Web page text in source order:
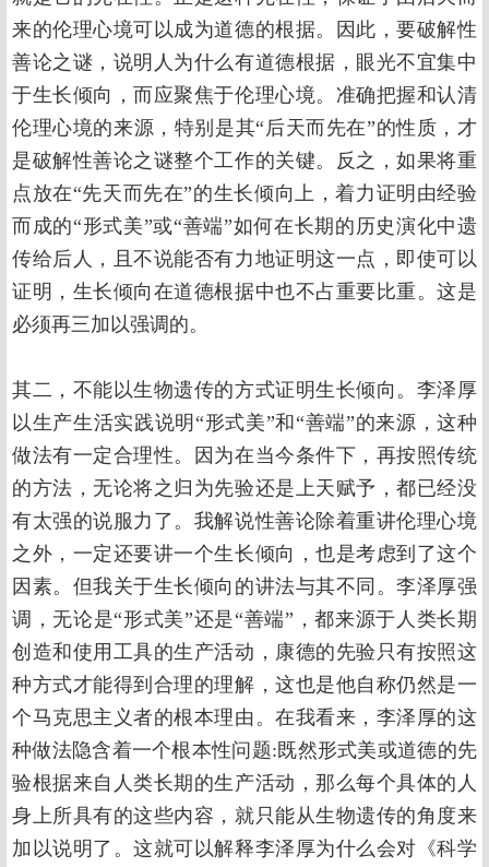
来的伦理心境可以成为道德的根据。因此，要破解性
善论之谜，说明人为什么有道德根据，眼光不宜集中
于生长倾向，而应聚焦于伦理心境。准确把握和认清
伦理心境的来源，特别是其“后天而先在”的性质，才
是破解性善论之谜整个工作的关键。反之，如果将重
点放在“先天而先在”的生长倾向上，着力证明由经验
而成的“形式美”或“善端”如何在长期的历史演化中遗
传给后人，且不说能否有力地证明这一点，即使可以
证明，生长倾向在道德根据中也不占重要比重。这是
必须再三加以强调的。
其二，不能以生物遗传的方式证明生长倾向。李泽厚
以生产生活实践说明“形式美”和“善端”的来源，这种
做法有一定合理性。因为在当今条件下，再按照传统
的方法，无论将之归为先验还是上天赋予，都已经没
有太强的说服力了。我解说性善论除着重讲伦理心境
之外，一定还要讲一个生长倾向，也是考虑到了这个
因素。但我关于生长倾向的讲法与其不同。李泽厚强
调，无论是“形式美”还是“善端”，都来源于人类长期
创造和使用工具的生产活动，康德的先验只有按照这
种方式才能得到合理的理解，这也是他自称仍然是一
个马克思主义者的根本理由。在我看来，李泽厚的这
种做法隐含着一个根本性问题:既然形式美或道德的先
验根据来自人类长期的生产活动，那么每个具体的人
身上所具有的这些内容，就只能从生物遗传的角度来
加以说明了。这就可以解释李泽厚为什么会对《科学